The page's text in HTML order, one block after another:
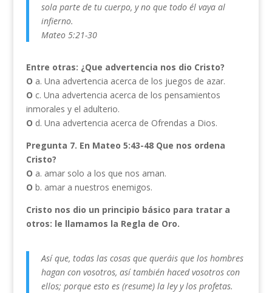
sola parte de tu cuerpo, y no que todo él vaya al
infierno.
Mateo 5:21-30
Entre otras: ¿Que advertencia nos dio Cristo?
O a. Una advertencia acerca de los juegos de azar.
O c. Una advertencia acerca de los pensamientos
inmorales y el adulterio.
O d. Una advertencia acerca de Ofrendas a Dios.
Pregunta 7. En Mateo 5:43-48 Que nos ordena
Cristo?
O a. amar solo a los que nos aman.
O b. amar a nuestros enemigos.
Cristo nos dio un principio básico para tratar a
otros: le llamamos la Regla de Oro.
Así que, todas las cosas que queráis que los hombres
hagan con vosotros, así también haced vosotros con
ellos; porque esto es (resume) la ley y los profetas.